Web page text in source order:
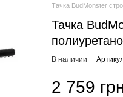
Тачка BudMonster
Тачка
В наличии
2 759